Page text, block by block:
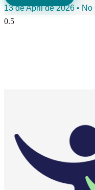
13 de April de 2026
No